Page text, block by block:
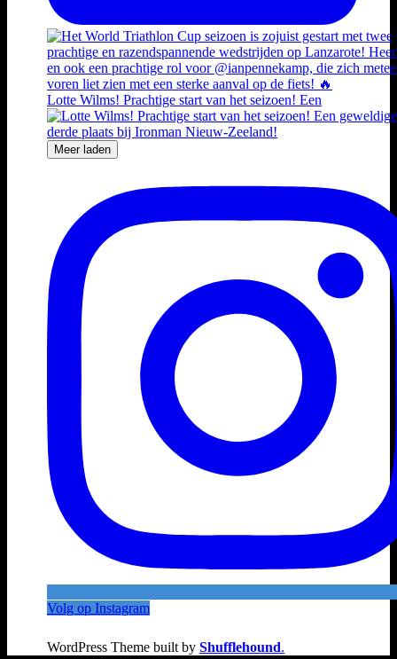
Lotte Wilms! Prachtige start van het seizoen! Een
Meer laden
Volg op Instagram
WordPress Theme built by Shufflehound.